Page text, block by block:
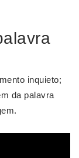
inquieto;
da palavra